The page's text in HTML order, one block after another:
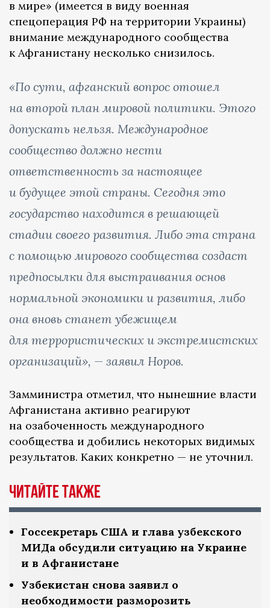
в мире» (имеется в виду военная
спецоперация РФ на территории Украины)
внимание международного сообщества
к Афганистану несколько снизилось.
«По сути, афганский вопрос отошел
на второй план мировой политики. Этого
допускать нельзя. Международное
сообщество должно нести
ответственность за настоящее
и будущее этой страны. Сегодня это
государство находится в решающей
стадии своего развития. Либо эта страна
с помощью мирового сообщества создаст
предпосылки для выстраивания основ
нормальной экономики и развития, либо
она вновь станет убежищем
для террористических и экстремистских
организаций», — заявил Норов.
Замминистра отметил, что нынешние власти
Афганистана активно реагируют
на озабоченность международного
сообщества и добились некоторых видимых
результатов. Каких конкретно — не уточнил.
Читайте также
Госсекретарь США и глава узбекского
МИДа обсудили ситуацию на Украине
и в Афганистане
Узбекистан снова заявил о
необходимости разморозить